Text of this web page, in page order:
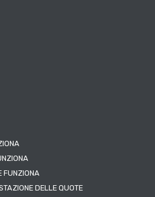
FUNZIONA
DELLE QUOTE